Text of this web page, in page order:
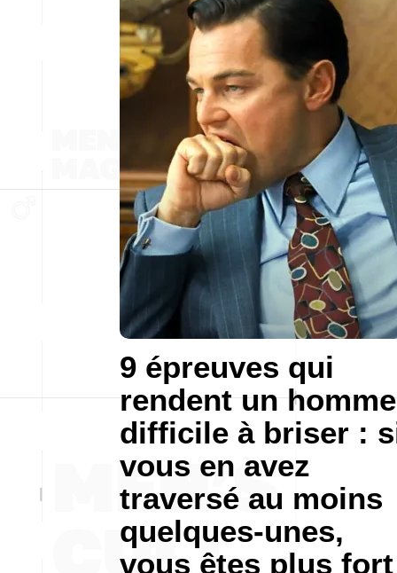
9 épreuves qui
rendent un homme
difficile à briser :
vous en avez
traversé au moins
quelques-unes,
vous êtes plus fort